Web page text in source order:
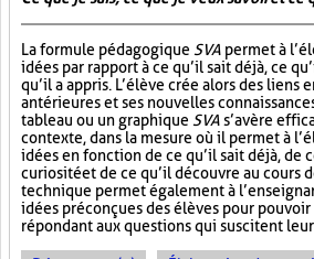
La formule pédagogique SVA permet à
idées par rapport à ce qu’il sait déjà, ce
qu’il a appris. L’élève crée alors des liens
antérieures et ses nouvelles
tableau ou un graphique SVA s’avère
contexte, dans la mesure où il permet à
idées en fonction de ce qu’il sait déjà, de
curiosité et de ce qu’il découvre au cours
technique permet également à
idées préconçues des élèves pour
répondant aux questions qui suscitent